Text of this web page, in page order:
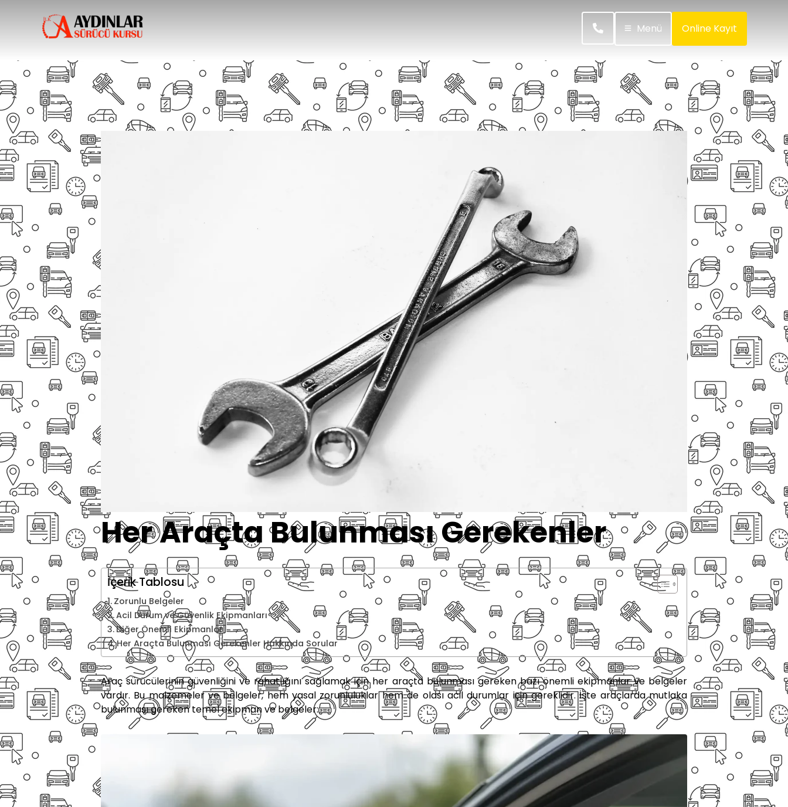
Online Kayıt
Menü
Her Araçta Bulunması Gerekenler
İçerik Tablosu
Zorunlu Belgeler
Acil Durum ve Güvenlik Ekipmanları
Diğer Önemli Ekipmanlar
Her Araçta Bulunması Gerekenler Hakkında Sorular
Araç sürücülerinin güvenliğini ve rahatlığını sağlamak için her araçta bulunması gereken bazı önemli ekipmanlar ve belgeler
vardır. Bu malzemeler ve belgeler, hem yasal zorunluluklar hem de olası acil durumlar için gereklidir. İşte araçlarda mutlaka
bulunması gereken temel ekipman ve belgeler: